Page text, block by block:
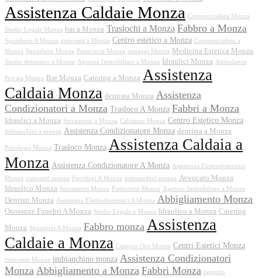
Assistenza Caldaie Monza Commercialista Monza
Studio Legale Monza bar a Monza Traslochi a Monza Fabbro a Monza
Sgombero A Monza ristoranti a Monza Centro estetico a Monza Commercialista a
Monza Sgombero Monza Pasticceria Monza tatuaggi Monza Medicina Estetica Monza
Studio dentistico a Monza Agenzia Immobiliare a Monza Idraulici Monza Ambulanza
Privata Monza Bar Monza Catering a Monza Assistenza
Caldaia Monza dentista Monza Assistenza
Condizionatori a Monza Trasloco A Monza Fabbri a Monza
Idraulici a Monza Serramenti a Monza Calzature Monza Centro Estetico Monza
imbianchini a monza Assistenza Condizionatore Monza dentista a Monza
Psicologo Monza Trasloco Monza Assistenza Caldaia a
Monza Assistenza Condizionatore A Monza Assistenza Elettrodomestici
Monza ristoranti monza Psicologi A Monza imbianchini monza Avvocato Monza
Idraulico Monza Serramenti Monza Pasticcerie Monza Agenzie Immobiliare a Monza
Dentisti Monza Assistenza Elettrodomestici A Monza Abbigliamento Monza
Onoranze Funebri A Monza Studio Legale a Monza Idraulico a Monza Catering
Monza Sgomberi A Monza Fabbro monza Assistenza
Caldaie a Monza Compro Oro Monza Centri Estetici Monza
ristorante Monza imbianchino monza Assistenza Condizionatori
Monza Abbigliamento a Monza Fabbri Monza negozio